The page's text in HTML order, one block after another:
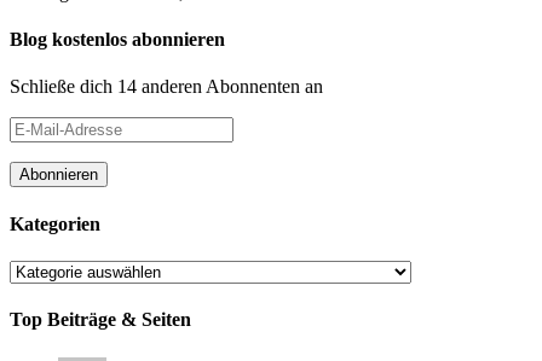
Blog kostenlos abonnieren
Schließe dich 14 anderen Abonnenten an
E-
Mail-
Adresse
Abonnieren
Kategorien
Kategorien
Top Beiträge & Seiten